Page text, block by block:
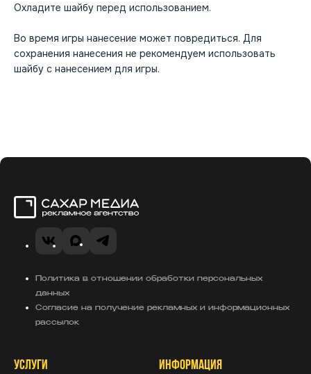
Охладите шайбу перед использованием.
Во время игры нанесение может повредиться. Для
сохранения нанесения не рекомендуем использовать
шайбу с нанесением для игры.
VK MAXTelegram
Политика в отношении обработки персональных
данных
Согласие на получение рекламных и информационных
рассылок
УСЛУГИ ИНФОРМАЦИЯ